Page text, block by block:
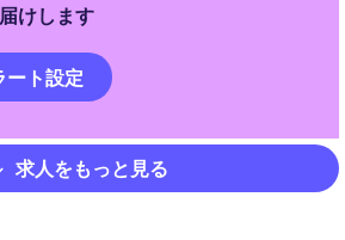
けします
ート設定
求人をもっと見る